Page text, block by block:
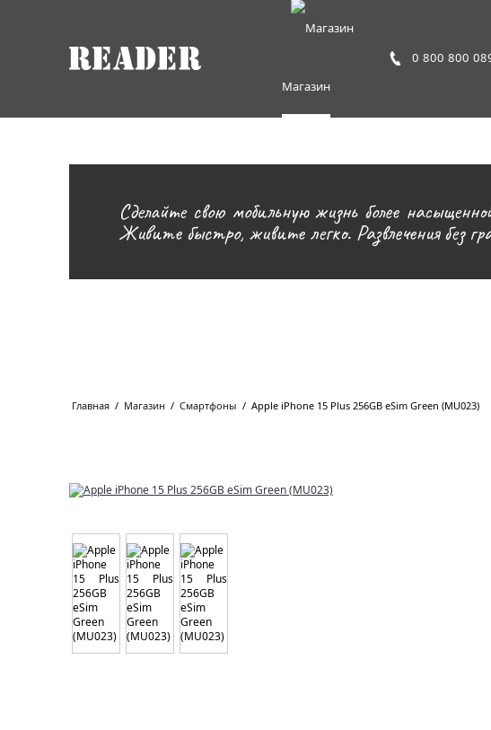
Магазин
0 800 800
Сделайте свою мобильную жизнь более
Живите быстро, живите легко. Развлечения без
Главная / Магазин / Смартфоны / Apple iPhone 15 Plus 256GB eSim Green (MU023)